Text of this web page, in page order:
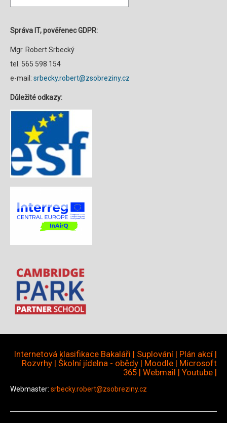
Správa IT, pověřenec GDPR:
Mgr. Robert Srbecký
tel. 565 598 154
e-mail: srbecky.robert@zsobreziny.cz
Důležité odkazy:
Internetová klasifikace Bakaláři | Suplování | Plán akcí |
Rozvrhy | Školní jídelna - obědy | Moodle | Microsoft
365 | Webmail | Youtube |
Webmaster: srbecky.robert@zsobreziny.cz